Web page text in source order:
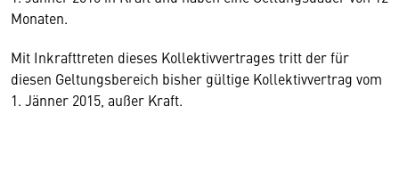
Monaten.
Mit Inkrafttreten dieses Kollektivvertrages tritt der für
diesen Geltungsbereich bisher gültige Kollektivvertrag vom
1. Jänner 2015, außer Kraft.